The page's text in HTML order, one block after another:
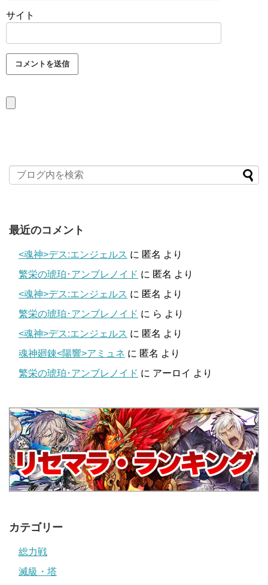
サイト
最近のコメント
<魂神>デス:エンジェルス に 匿名 より
繁栄の琥珀･アンブレノイド に 匿名 より
<魂神>デス:エンジェルス に 匿名 より
繁栄の琥珀･アンブレノイド に ら より
<魂神>デス:エンジェルス に 匿名 より
魂神廻錬<陽響>アミュネ に 匿名 より
繁栄の琥珀･アンブレノイド に アーロイ より
カテゴリー
総力戦
滅級・塔